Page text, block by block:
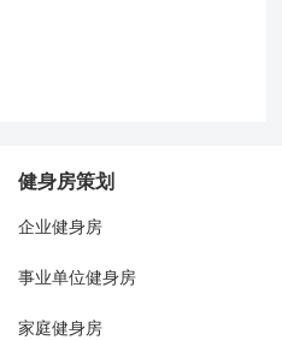
健身房策划
企业健身房
事业单位健身房
家庭健身房